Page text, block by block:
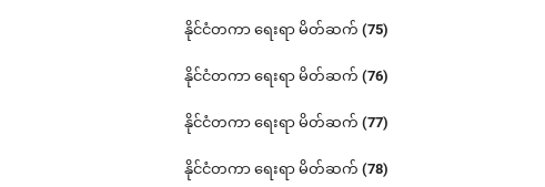
နိုင်ငံတကာ ရေးရာ မိတ်ဆက် (75)
နိုင်ငံတကာ ရေးရာ မိတ်ဆက် (76)
နိုင်ငံတကာ ရေးရာ မိတ်ဆက် (77)
နိုင်ငံတကာ ရေးရာ မိတ်ဆက် (78)